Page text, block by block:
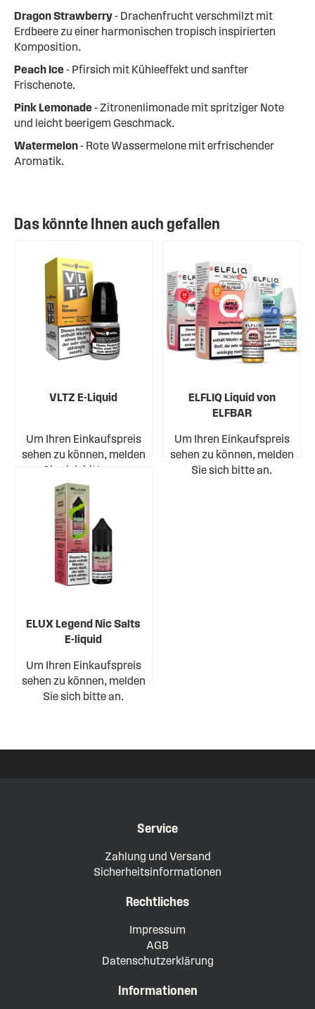
Dragon Strawberry- Drachenfrucht verschmilzt mit
Erdbeere zu einer harmonischen tropisch inspirierten
Komposition.
Peach Ice- Pfirsich mit Kühleeffekt und sanfter
Frischenote.
Pink Lemonade- Zitronenlimonade mit spritziger Note
und leicht beerigem Geschmack.
Watermelon- Rote Wassermelone mit erfrischender
Aromatik.
Das könnte Ihnen auch gefallen
VLTZ E-Liquid
Um Ihren Einkaufspreis
sehen zu können, melden
Sie sich bitte an.
ELFLIQ Liquid von
ELFBAR
Um Ihren Einkaufspreis
sehen zu können, melden
Sie sich bitte an.
ELUX Legend Nic Salts
E-liquid
Um Ihren Einkaufspreis
sehen zu können, melden
Sie sich bitte an.
Service
Zahlung und Versand
Sicherheitsinformationen
Rechtliches
Impressum
AGB
Datenschutzerklärung
Informationen